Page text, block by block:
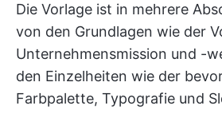
Die Vorlage ist in mehrere
von den Grundlagen wie der
Unternehmensmission und -
den Einzelheiten wie der
Farbpalette, Typografie und